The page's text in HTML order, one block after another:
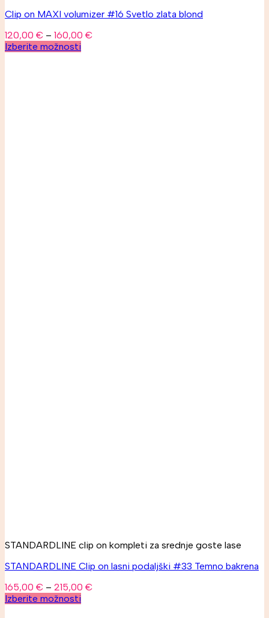
Clip on MAXI volumizer #16 Svetlo zlata blond
120,00 € – 160,00 €
Izberite možnosti
STANDARDLINE clip on kompleti za srednje goste lase
STANDARDLINE Clip on lasni podaljški #33 Temno bakrena
165,00 € – 215,00 €
Izberite možnosti